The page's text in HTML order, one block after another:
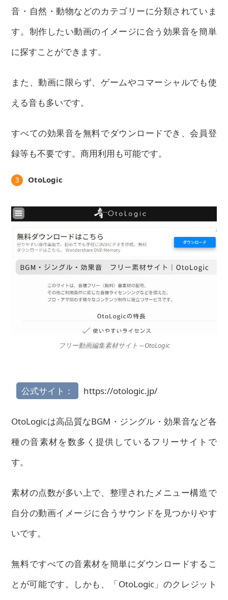
音・自然・動物などのカテゴリーに分類されていま
す。制作したい動画のイメージに合う効果音を簡単
に探すことができます。
また、動画に限らず、ゲームやコマーシャルでも使
える音も多いです。
すべての効果音を無料でダウンロードでき、会員登
録等も不要です。商用利用も可能です。
3 OtoLogic
フリー動画編集素材サイト～OtoLogic
公式サイト： https://otologic.jp/
OtoLogicは高品質なBGM・ジングル・効果音など各
種の音素材を数多く提供しているフリーサイトで
す。
素材の点数が多い上で、整理されたメニュー構造で
自分の動画イメージに合うサウンドを見つかりやす
いです。
無料ですべての音素材を簡単にダウンロードするこ
とが可能です。しかも、「OtoLogic」のクレジット